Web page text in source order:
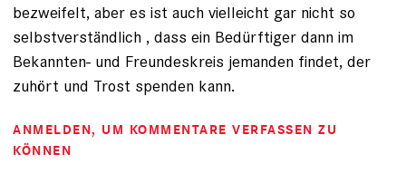
bezweifelt, aber es ist auch vielleicht gar nicht so
selbstverständlich , dass ein Bedürftiger dann im
Bekannten- und Freundeskreis jemanden findet, der
zuhört und Trost spenden kann.
ANMELDEN, UM KOMMENTARE VERFASSEN ZU
KÖNNEN